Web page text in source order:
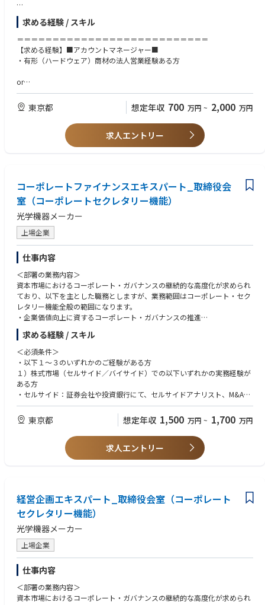
＜主な業務内容・想定ポジション＞
日本市場における事業拡大に向け、サーバー製品をメインに、中長期的な
視点で顧客との関係構築を行い、ニーズの把握から最適なソリューション
提案、導入支援まで一貫して携わっていただきます。
います。
・アカウントマネージャー（もしくはプリセールス）：主要顧客のアカウ
ントマネジメントおよびビジネス拡大
日本市場は現在も順調に成長を続けており、事業拡大フェーズならではの
また、将来的なキャリアパスも多様で、営業・技術いずれの方向でも専門
性を高めていける点が大きな魅力です。
求める経験 / スキル
＝＝＝＝＝＝＝＝＝＝＝＝＝＝＝＝＝＝＝＝＝＝＝＝＝＝＝
【求める経験】■アカウントマネージャー■
・有形（ハードウェア）商材の法人営業経験ある方
or
【求める経験】■プリセールス■
・サーバー製品知識
・サーバー設定、操作の実務経験
・RHEL (RedHat 企業版）、VMware、HCIに関するスキル
＝＝＝＝＝＝＝＝＝＝＝＝＝＝＝＝＝＝＝＝＝＝＝＝＝＝＝
・IT、インターネット、キャリア通信関連業界、教育機関、大学関連もし
くは科学機関関連の人脈がある方は優遇
東京都 想定年収 700 万円 ~ 2,000 万円
求人エントリー
コーポレートファイナンスエキスパート_取締役会
室（コーポレートセクレタリー機能）
光学機器メーカー
上場企業
仕事内容
＜部署の業務内容＞
資本市場におけるコーポレート・ガバナンスの継続的な高度化が求められ
ており、以下を主とした職務としますが、業務範囲はコーポレート・セク
レタリー機能全般の範囲になります。
・企業価値向上に資するコーポレート・ガバナンスの推進
・株主・投資家の要望を反映した取締役会の企画・運営
・企業価値向上に向けた取締役会の取り組みの支援
・資本市場と取締役会の双方のコミュケーション支援
・財務分析・企業価値評価による監督支援
・執行との連携による重要経営課題への対応
・IR/SR部門との連携、適切な情報開示
コーポレートファイナンス領域のエキスパートとして、以下の実現のため
コーポレート・セクレタリー機能として推進いただきます。
・ファイナンスの専門性および投資家視点から、取締役会室の機能全般に
関わり、企業価値向上の成果につなげていく。
・コーポレートセクレタリーの支援を主導し、コーポレート・セクレタリ
・経営力強化につながる監督機能の高度化を図る。
※会社の定める職務の範囲で今後変更となる可能性があります
＜アピールポイント＞
・当社はガバナンス、特にCEOの選解任などで、資本市場において高い評
価を受けており、ご自身のキャリア形成に有効なスキル・経験を積むこと
ができる役割・職場です。
・最高意思決定機関（取締役会）の審議に直結する、資本政策やM&A等の
経営の根幹に関わる案件をファイナンスの砦として評価・提案できる非常
求める経験 / スキル
＜必須条件＞
・以下１～３のいずれかのご経験がある方
１）株式市場（セルサイド／バイサイド）での以下いずれかの実務経験が
ある方
・セルサイド：証券会社や投資銀行にて、セルサイドアナリスト、M&Aア
ドバイザリー、経営再建・企業価値向上支援等を通じた企業価値の分析・
評価・提案の実務経験
・バイサイド：機関投資家、投資ファンド（上場企業投資のほか、プライ
ベート・エクイティファンド含む）、投資信託会社、生命保険会社、損害
保険会社等においてファンドマネージャー、アナリスト、投資担当者とし
て、上場企業・投資先企業に対する企業価値の分析・評価、投資判断、エ
ン）、財務デューデリジェンス、M&Aアドバイザリー、事業再生・企業価
値向上支援等の実務経験
３）上場企業での経理・財務部門において投資管理、企業価値分析、ROIC
経営・資本効率管理の実務経験
・上場企業・投資先に対する企業価値の分析・評価をもとにした、ファイ
ナンスに関するアドバイスや提案のご経験
・資本政策、財務戦略、キャッシュ・アロケーション、ROIC経営、投資回
収等に携わり事業改善をした経験
＜歓迎条件＞
東京都 想定年収 1,500 万円 ~ 1,700 万円
求人エントリー
経営企画エキスパート_取締役会室（コーポレート
セクレタリー機能）
光学機器メーカー
上場企業
仕事内容
＜部署の業務内容＞
資本市場におけるコーポレート・ガバナンスの継続的な高度化が求められ